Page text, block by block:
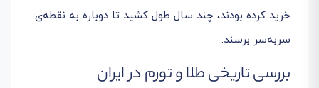
خرید کرده بودند، چند سال طول کشید تا دوباره به نقطه‌ی
سربه‌سر برسند.
بررسی تاریخی طلا و تورم در ایران